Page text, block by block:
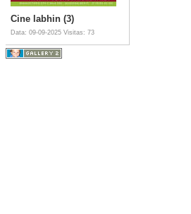
Cine labhin (3)
Data: 09-09-2025 Visitas: 73